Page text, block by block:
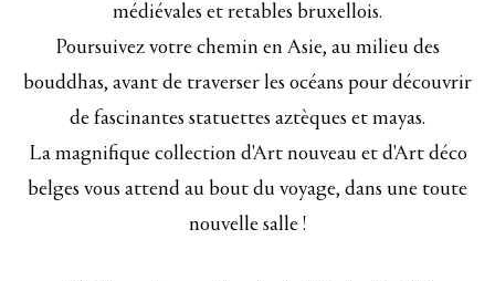
médiévales et retables bruxellois.
Poursuivez votre chemin en Asie, au milieu des
bouddhas, avant de traverser les océans pour découvrir
de fascinantes statuettes aztèques et mayas.
La magnifique collection d'Art nouveau et d'Art déco
belges vous attend au bout du voyage, dans une toute
nouvelle salle !